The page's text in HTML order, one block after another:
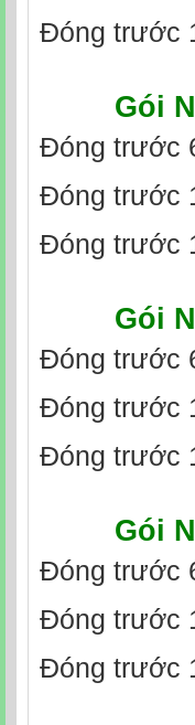
Đóng trước
Gói
Đóng trước
Đóng trước
Đóng trước
Gói
Đóng trước
Đóng trước
Đóng trước
Gói
Đóng trước
Đóng trước
Đóng trước